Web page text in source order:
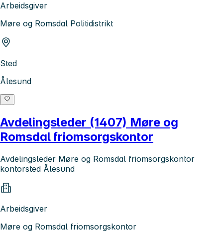
Arbeidsgiver
Møre og Romsdal Politidistrikt
Sted
Ålesund
Avdelingsleder (1407) Møre og
Romsdal friomsorgskontor
Avdelingsleder Møre og Romsdal friomsorgskontor
kontorsted Ålesund
Arbeidsgiver
Møre og Romsdal friomsorgskontor